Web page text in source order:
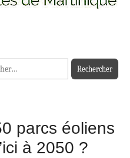
:
parcs éoliens
à 2050 ?